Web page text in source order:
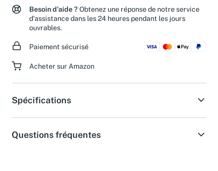
Besoin d'aide ? Obtenez une réponse de notre service
d'assistance dans les 24 heures pendant les jours
ouvrables.
Paiement sécurisé
Acheter sur Amazon
Spécifications
Questions fréquentes